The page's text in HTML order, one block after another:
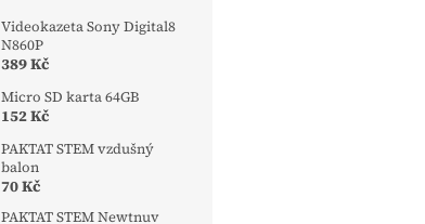
Videokazeta Sony Digital8
N860P
389 Kč
Micro SD karta 64GB
152 Kč
PAKTAT STEM vzdušný
balon
70 Kč
PAKTAT STEM Newtnuv